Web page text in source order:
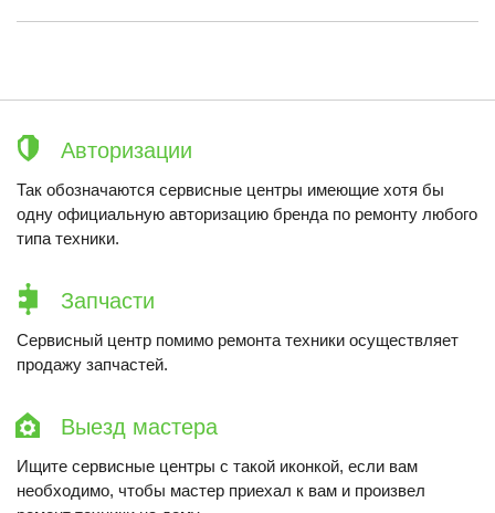
Авторизации
Так обозначаются сервисные центры имеющие хотя бы
одну официальную авторизацию бренда по ремонту любого
типа техники.
Запчасти
Сервисный центр помимо ремонта техники осуществляет
продажу запчастей.
Выезд мастера
Ищите сервисные центры с такой иконкой, если вам
необходимо, чтобы мастер приехал к вам и произвел